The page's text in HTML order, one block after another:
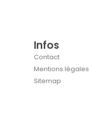
Infos
Contact
Mentions légales
Sitemap